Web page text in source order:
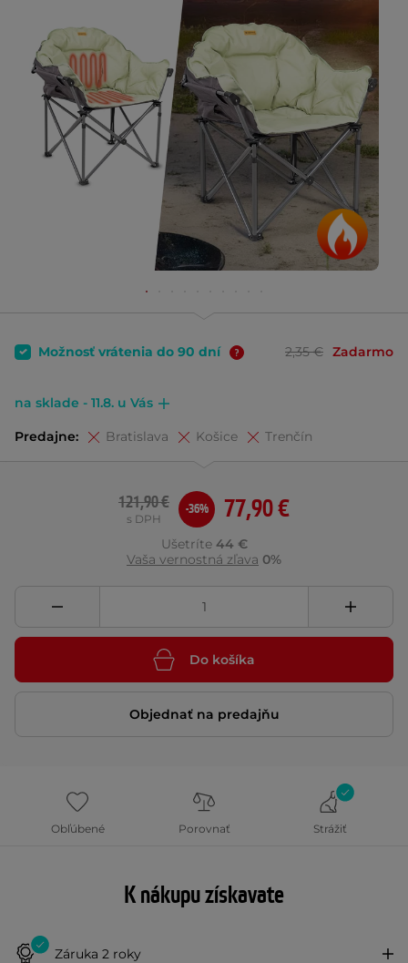
Možnosť vrátenia do 90 dní 2,35 € Zadarmo
na sklade - 11.8. u Vás
Predajne: Bratislava Košice Trenčín
77,90 €
121,90 €
s DPH
-36%
Ušetríte 44 €
Vaša vernostná zľava 0%
Do košíka
Objednať na predajňu
Obľúbené Porovnať Strážiť
K nákupu získavate
Záruka 2 roky